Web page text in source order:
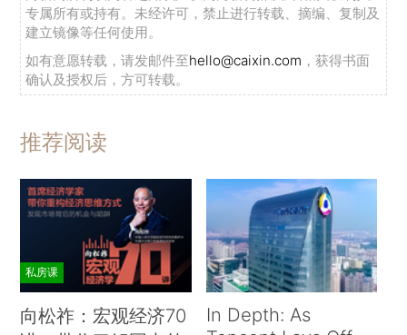
专属所有或持有。未经许可，禁止进行转载、摘编、复制及
建立镜像等任何使用。
如有意愿转载，请发邮件至hello@caixin.com ，获得书面
确认及授权后，方可转载。
推荐阅读
私房课
向松祚：宏观经济70
In Depth: As